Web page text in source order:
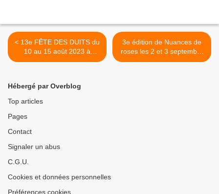
< 13e FÊTE DES DUITS du
10 au 15 août 2023 à
Orléans – Programme et
3e édition de Nuances de
roses les 2 et 3 septembre
au jardin des Plantes
Hébergé par Overblog
Top articles
Pages
Contact
Signaler un abus
C.G.U.
Cookies et données personnelles
Préférences cookies